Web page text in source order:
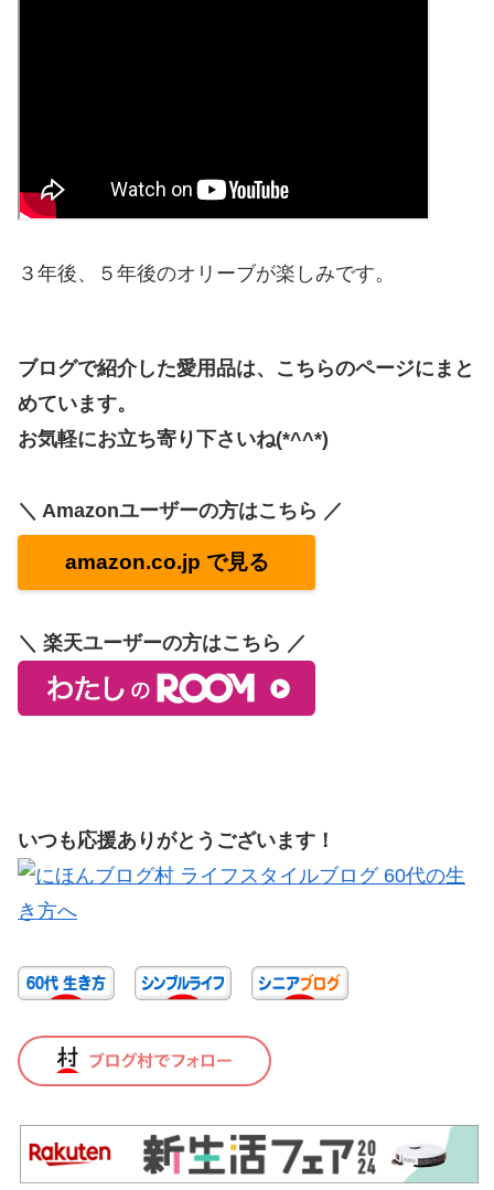
３年後、５年後のオリーブが楽しみです。
ブログで紹介した愛用品は、こちらのページにまと
めています。
お気軽にお立ち寄り下さいね(*^^*)
＼ Amazonユーザーの方はこちら ／
amazon.co.jp で見る
＼ 楽天ユーザーの方はこちら ／
いつも応援ありがとうございます！